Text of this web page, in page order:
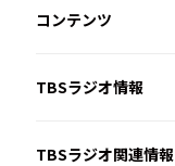
コンテンツ
TBSラジオ情報
TBSラジオ関連情報